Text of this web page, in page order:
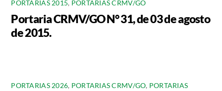
PORTARIAS 2015, PORTARIAS CRMV/GO
Portaria CRMV/GO N° 31, de 03 de agosto
de 2015.
PORTARIAS 2026, PORTARIAS CRMV/GO, PORTARIAS